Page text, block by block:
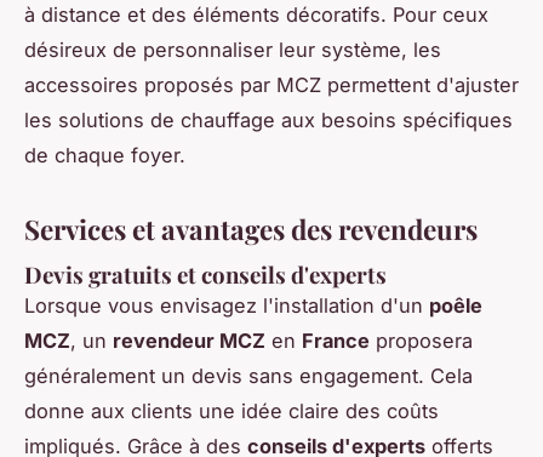
à distance et des éléments décoratifs. Pour ceux
désireux de personnaliser leur système, les
accessoires proposés par MCZ permettent d'ajuster
les solutions de chauffage aux besoins spécifiques
de chaque foyer.
Services et avantages des revendeurs
Devis gratuits et conseils d'experts
Lorsque vous envisagez l'installation d'un poêle
MCZ, un revendeur MCZ en France proposera
généralement un devis sans engagement. Cela
donne aux clients une idée claire des coûts
impliqués. Grâce à des conseils d'experts offerts